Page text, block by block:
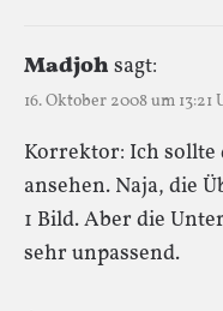
Madjoh sagt:
16. Oktober 2008 um 13:21
Korrektor: Ich sollte
ansehen. Naja, die
1 Bild. Aber die
sehr unpassend.